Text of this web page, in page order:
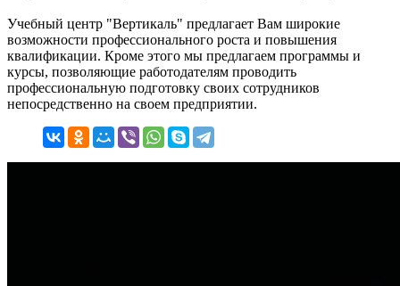
Учебный центр "Вертикаль" предлагает Вам широкие
возможности профессионального роста и повышения
квалификации. Кроме этого мы предлагаем программы и
курсы, позволяющие работодателям проводить
профессиональную подготовку своих сотрудников
непосредственно на своем предприятии.